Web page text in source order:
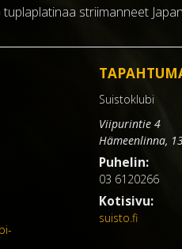
striimanneet
Suistoklubi
Viipurintie 4
Hämeenlinna,
Puhelin:
03 6120266
Kotisivu:
suisto.fi